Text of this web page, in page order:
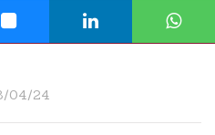
04/24